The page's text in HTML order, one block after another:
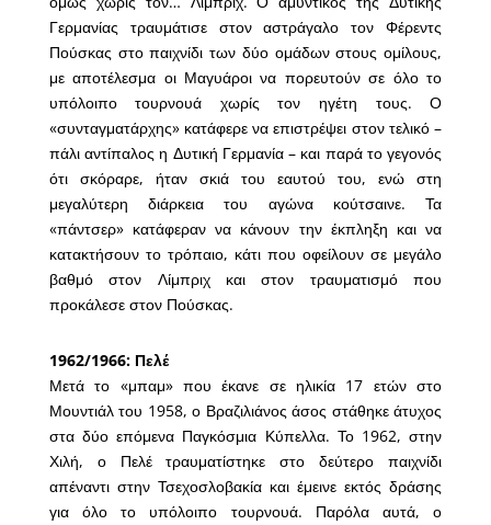
Γερμανίας τραυμάτισε στον αστράγαλο τον Φέρεντς
Πούσκας στο παιχνίδι των δύο ομάδων στους ομίλους,
με αποτέλεσμα οι Μαγυάροι να πορευτούν σε όλο το
υπόλοιπο τουρνουά χωρίς τον ηγέτη τους. Ο
«συνταγματάρχης» κατάφερε να επιστρέψει στον τελικό –
πάλι αντίπαλος η Δυτική Γερμανία – και παρά το γεγονός
ότι σκόραρε, ήταν σκιά του εαυτού του, ενώ στη
μεγαλύτερη διάρκεια του αγώνα κούτσαινε. Τα
«πάντσερ» κατάφεραν να κάνουν την έκπληξη και να
κατακτήσουν το τρόπαιο, κάτι που οφείλουν σε μεγάλο
βαθμό στον Λίμπριχ και στον τραυματισμό που
προκάλεσε στον Πούσκας.
1962/1966: Πελέ
Μετά το «μπαμ» που έκανε σε ηλικία 17 ετών στο
Μουντιάλ του 1958, ο Βραζιλιάνος άσος στάθηκε άτυχος
στα δύο επόμενα Παγκόσμια Κύπελλα. Το 1962, στην
Χιλή, ο Πελέ τραυματίστηκε στο δεύτερο παιχνίδι
απέναντι στην Τσεχοσλοβακία και έμεινε εκτός δράσης
για όλο το υπόλοιπο τουρνουά. Παρόλα αυτά, ο